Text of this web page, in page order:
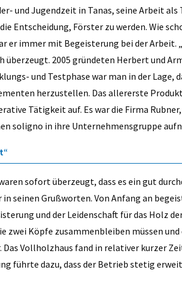
und Jugendzeit in Tanas, seine Arbeit als
Entscheidung, Förster zu werden. Wie
er immer mit Begeisterung bei der Arbeit.
2005 gründeten Herbert und
und Testphase war man in der Lage,
herzustellen. Das allererste
Tätigkeit auf. Es war die Firma
soligno in ihre Unternehmensgruppe
sofort überzeugt, dass es ein gut
seinen Grußworten. Von Anfang an
und der Leidenschaft für das Holz
zwei Köpfe zusammenbleiben müssen
Vollholzhaus fand in relativer kurzer
führte dazu, dass der Betrieb stetig